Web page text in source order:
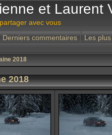
et Laurent
avec vous
Derniers commentaires Les
2018
2018